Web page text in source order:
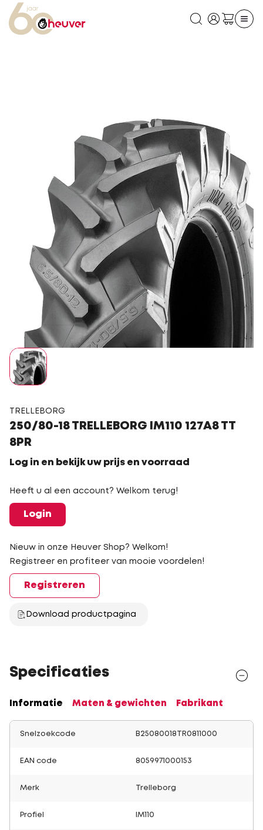
TRELLEBORG
250/80-18 TRELLEBORG IM110 127A8 TT
8PR
Log in en bekijk uw prijs en voorraad
Heeft u al een account? Welkom terug!
Login
Nieuw in onze Heuver Shop? Welkom!
Registreer en profiteer van mooie voordelen!
Registreren
Download productpagina
Specificaties
Informatie Maten & gewichten Fabrikant
Snelzoekcode B25080018TR0811000
EAN code 8059971000153
Merk Trelleborg
Profiel IM110